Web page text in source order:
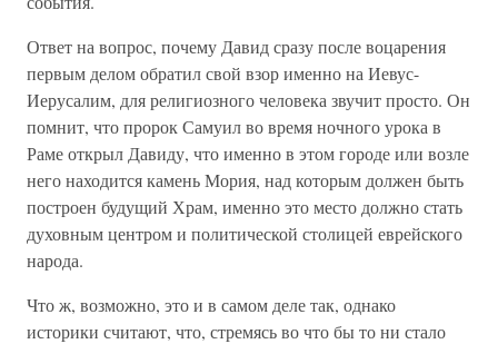
Ответ на вопрос, почему Давид сразу после воцарения
первым делом обратил свой взор именно на Иевус-
Иерусалим, для религиозного человека звучит просто. Он
помнит, что пророк Самуил во время ночного урока в
Раме открыл Давиду, что именно в этом городе или возле
него находится камень Мория, над которым должен быть
построен будущий Храм, именно это место должно стать
духовным центром и политической столицей еврейского
народа.
Что ж, возможно, это и в самом деле так, однако
историки считают, что, стремясь во что бы то ни стало